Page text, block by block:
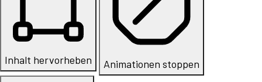
Inhalt hervorheben Animationen stoppen